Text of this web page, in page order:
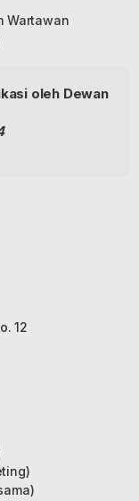
Wartawan
oleh Dewan
12